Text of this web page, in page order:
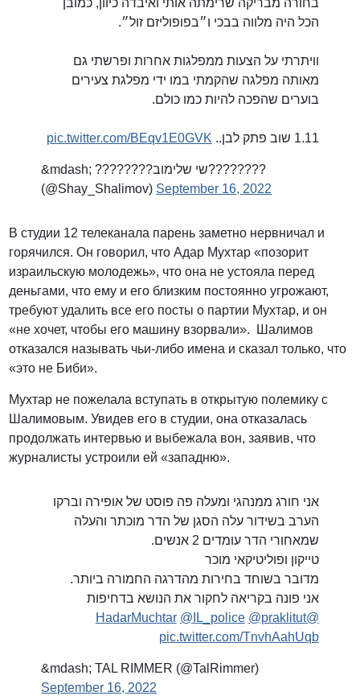
בחורה מבריקה שרימתה אותי ואיבדה כיוון, כמובן
הכל היה מלווה בבכי ו״בפופוליזם זול״.
וויתרתי על הצעות ממפלגות אחרות ופרשתי גם
מאותה מפלגה שהקמתי במו ידי מפלגת צעירים
בוערים שהפכה להיות כמו כולם.
1.11 שוב פתק לבן.. pic.twitter.com/BEqv1E0GVK
&mdash; ????????שי שלימוב????????
(@Shay_Shalimov) September 16, 2022
В студии 12 телеканала парень заметно нервничал и
горячился. Он говорил, что Адар Мухтар «позорит
израильскую молодежь», что она не устояла перед
деньгами, что ему и его близким постоянно угрожают,
требуют удалить все его посты о партии Мухтар, и он
«не хочет, чтобы его машину взорвали». Шалимов
отказался называть чьи-либо имена и сказал только, что
«это не Биби».
Мухтар не пожелала вступать в открытую полемику с
Шалимовым. Увидев его в студии, она отказалась
продолжать интервью и выбежала вон, заявив, что
журналисты устроили ей «западню».
אני חורג ממנהגי ומעלה פה פוסט של אופירה וברקו
הערב בשידור עלה הסגן של הדר מוכתר והעלה
שמאחורי הדר עומדים 2 אנשים.
טייקון ופוליטיקאי מוכר
מדובר בשוחד בחירות מהדרגה החמורה ביותר.
אני פונה בקריאה לחקור את הנושא בדחיפות
@HadarMuchtar
@IL_police @praklitut
pic.twitter.com/TnvhAahUqb
&mdash; TAL RIMMER (@TalRimmer)
September 16, 2022